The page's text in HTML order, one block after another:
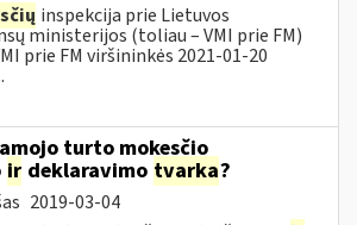
inspekcija prie Lietuvos
ministerijos (toliau – VMI prie FM)
prie FM viršininkės 2021-01-20
turto mokesčio
ir deklaravimo tvarka?
2019-03-04